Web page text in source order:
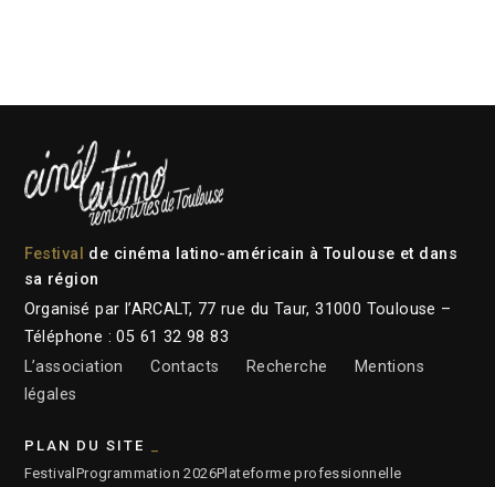
Festival de cinéma latino-américain à Toulouse et dans
sa région
Organisé par l’ARCALT, 77 rue du Taur, 31000 Toulouse –
Téléphone : 05 61 32 98 83
L’association
Contacts Recherche
Mentions
légales
PLAN DU SITE
Festival Programmation 2026Plateforme professionnelle